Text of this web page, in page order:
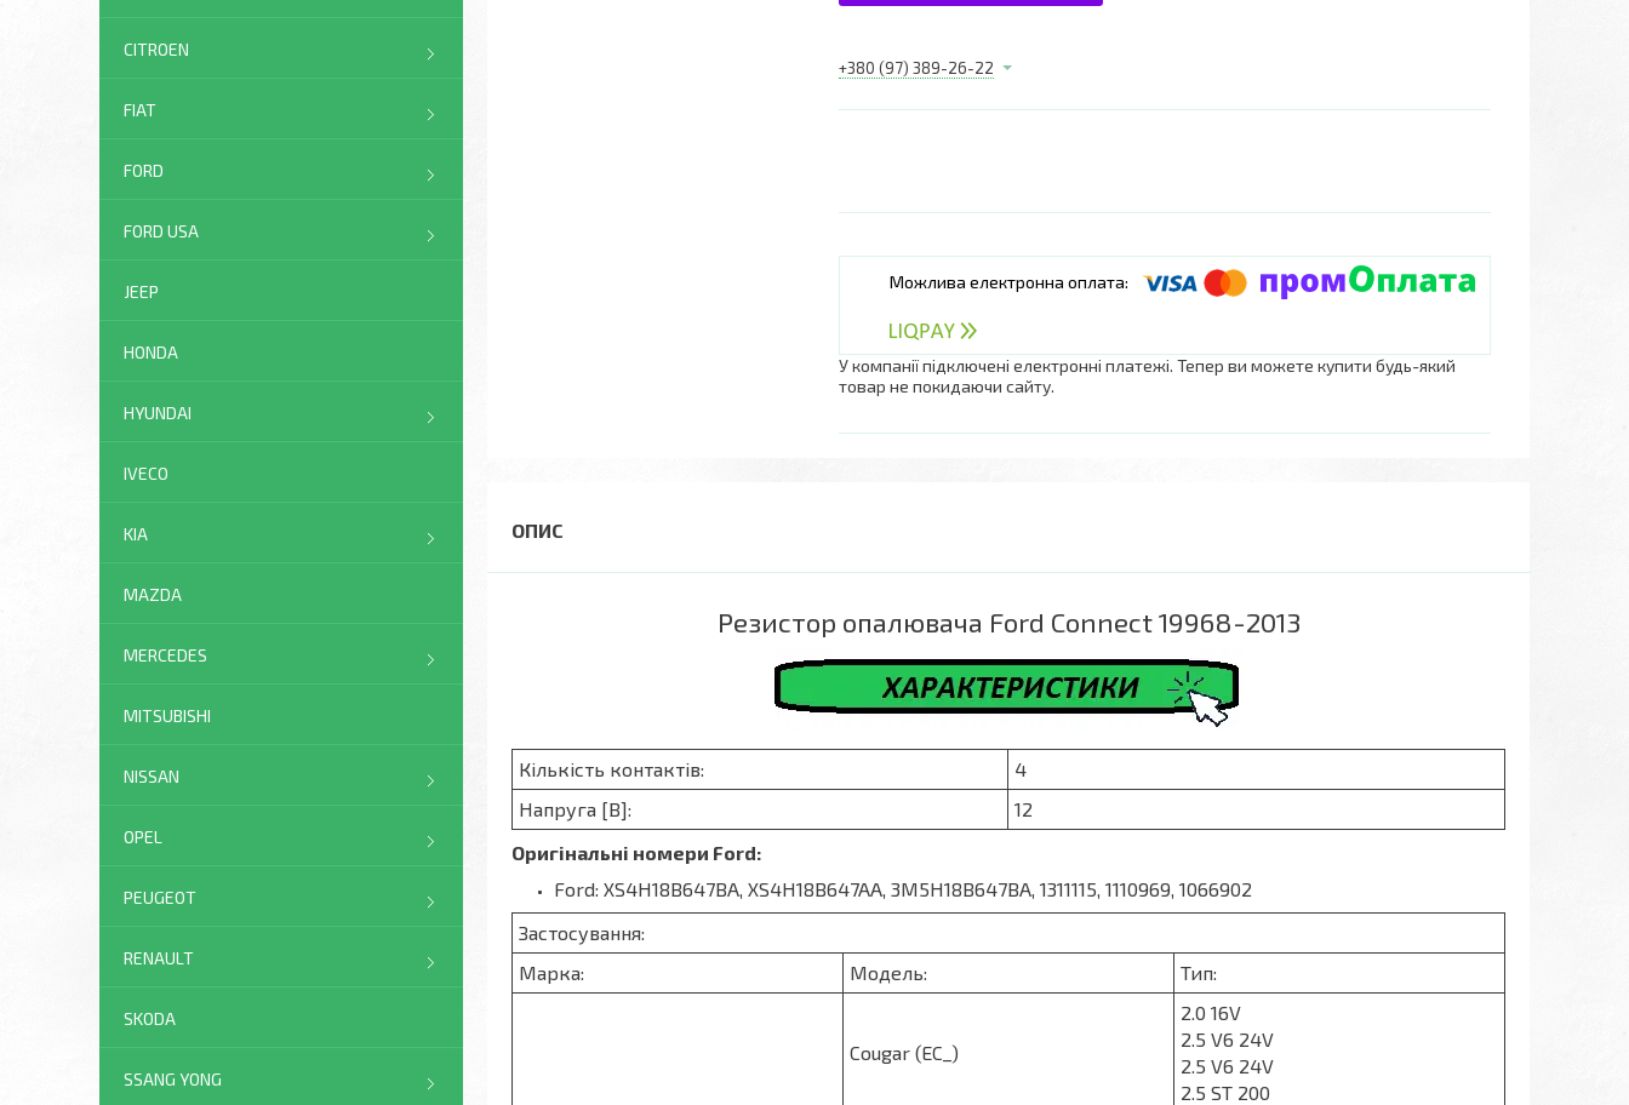
+380 (97) 389-26-22
У компанії підключені електронні платежі. Тепер ви можете купити будь-який
товар не покидаючи сайту.
Резистор опалювача Ford Connect 19968-2013
Кількість контактів:
4
Напруга [В]:
12
Оригінальні номери Ford:
Ford: XS4H18B647BA, XS4H18B647AA, 3M5H18B647BA, 1311115, 1110969, 1066902
Застосування:
Марка:
Модель: Тип:
Cougar (EC_)
2.0 16V
2.5 V6 24V
2.5 V6 24V
2.5 ST 200
CITROEN
FIAT
FORD
FORD USA
JEEP
HONDA
HYUNDAI
IVECO
KIA
MAZDA
MERCEDES
MITSUBISHI
NISSAN
OPEL
PEUGEOT
RENAULT
SKODA
SSANG YONG